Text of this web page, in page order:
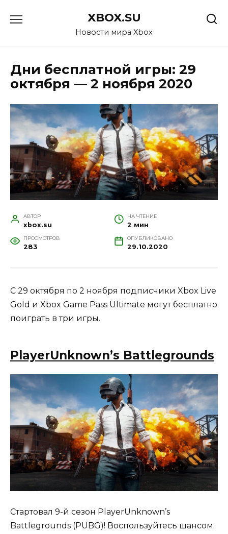
XBOX.SU
Новости мира Xbox
Дни бесплатной игры: 29
октября — 2 ноября 2020
АВТОР
xbox.su
НА ЧТЕНИЕ
2 мин
ПРОСМОТРОВ
283
ОПУБЛИКОВАНО
29.10.2020
С 29 октября по 2 ноября подписчики Xbox Live
Gold и Xbox Game Pass Ultimate могут бесплатно
поиграть в три игры.
PlayerUnknown’s Battlegrounds
Стартовал 9-й сезон PlayerUnknown’s
Battlegrounds (PUBG)! Воспользуйтесь шансом